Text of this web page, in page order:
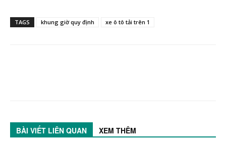
TAGS khung giờ quy định xe ô tô tải trên 1
BÀI VIẾT LIÊN QUAN XEM THÊM